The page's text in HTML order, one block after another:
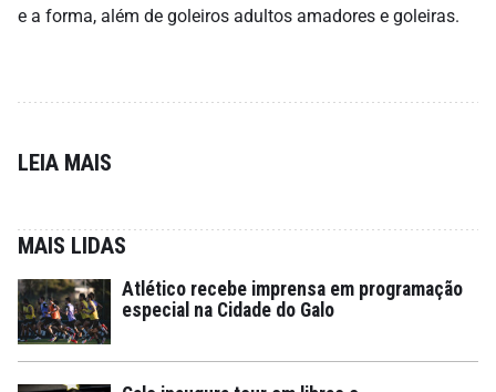
e a forma, além de goleiros adultos amadores e goleiras.
LEIA MAIS
MAIS LIDAS
Atlético recebe imprensa em programação
especial na Cidade do Galo